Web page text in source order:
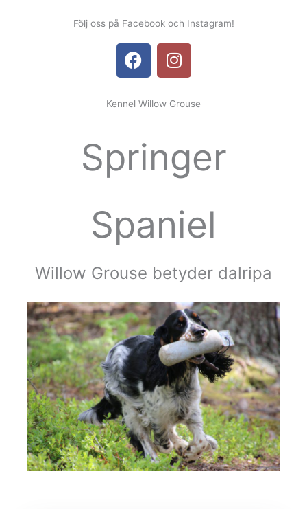
Följ oss på Facebook och Instagram!
F
a
e
o
I
n
t
r
a
Kennel Willow Grouse
Springer
Spaniel
Willow Grouse betyder dalripa